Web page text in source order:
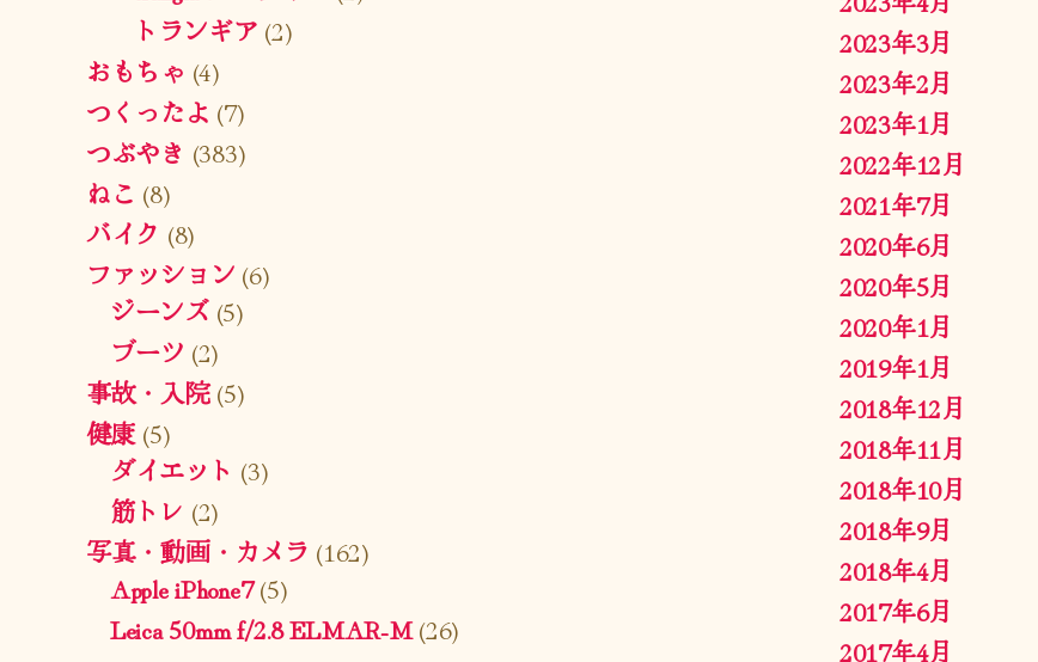
トランギア (2)
おもちゃ (4)
つくったよ (7)
つぶやき (383)
ねこ (8)
バイク (8)
ファッション (6)
ジーンズ(5)
ブーツ (2)
事故・入院(5)
健康 (5)
ダイエット (3)
筋トレ (2)
写真・動画・カメラ (162)
Apple iPhone7(5)
Leica 50mm f/2.8 ELMAR-M(26)
2023年3月
2023年2月
2023年1月
2022年12月
2021年7月
2020年6月
2020年5月
2020年1月
2019年1月
2018年12月
2018年11月
2018年10月
2018年9月
2018年4月
2017年6月
2017年4月